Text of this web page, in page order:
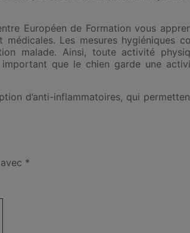
Européen de Formation vous
Les mesures hygiéniques
malade. Ainsi, toute activité
que le chien garde une
d’anti-inflammatoires, qui
*